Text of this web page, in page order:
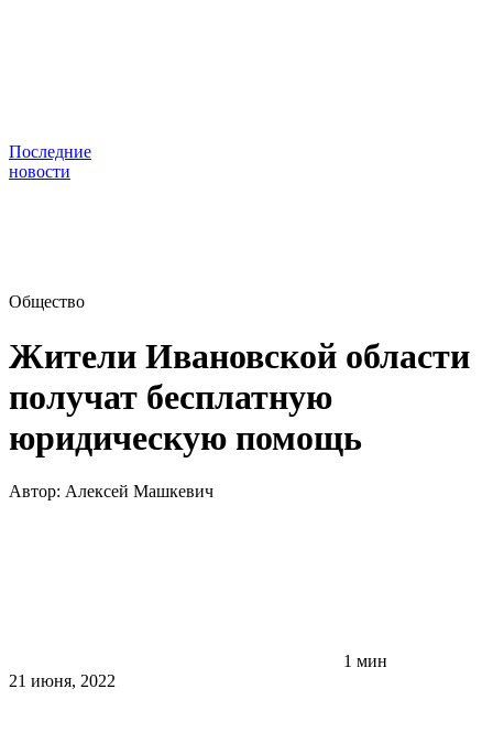
Последние
новости
Общество
Жители Ивановской области
получат бесплатную
юридическую помощь
Автор: Алексей Машкевич
1 мин
21 июня, 2022